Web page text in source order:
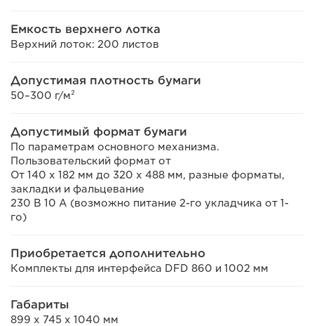
Емкость верхнего лотка
Верхний лоток: 200 листов
Допустимая плотность бумаги
50–300 г/м²
Допустимый формат бумаги
По параметрам основного механизма.
Пользовательский формат от
От 140 x 182 мм до 320 x 488 мм, разные форматы,
закладки и фальцевание
230 В 10 А (возможно питание 2-го укладчика от 1-
го)
Приобретается дополнительно
Комплекты для интерфейса DFD 860 и 1002 мм
Габариты
899 x 745 x 1040 мм